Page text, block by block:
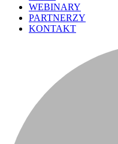
WEBINARY
PARTNERZY
KONTAKT